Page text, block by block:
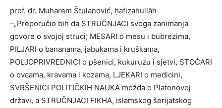
prof. dr. Muharem Štulanović, ḥafiẓahullāh
–„Preporučio bih da STRUČNJACI svoga zanimanja
govore o svojoj struci; MESARI o mesu i bubrezima,
PILJARI o bananama, jabukama i kruškama,
POLJOPRIVREDNICI o pšenici, kukuruzu i sjetvi, STOČARI
o ovcama, kravama i kozama, LJEKARI o medicini,
SVRŠENICI POLITIČKIH NAUKA možda o Platonovoj
državi, a STRUČNJACI FIKHA, islamskog šerijatskog